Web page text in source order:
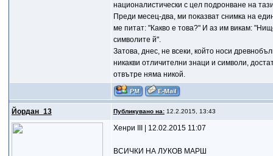
националистически с цел подронване на
Преди месец-два, ми показват снимка на
ме питат: "Какво е това?" И аз им викам:
символите й".
Затова, днес, не всеки, който носи
никакви отличителни знаци и символи,
отвътре няма никой.
Йордан_13 Публикувано на:12.2.2015, 13:43
Хенри III | 12.02.2015 11:07
ВСИЧКИ НА ЛУКОВ МАРШ